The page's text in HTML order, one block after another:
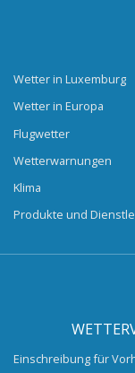
Wetter in Luxemburg
Wetter in Europa
Flugwetter
Wetterwarnungen
Klima
Produkte und
Einschreibung für